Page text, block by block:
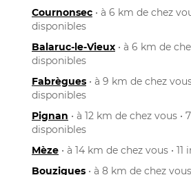
Cournonsec • à 6 km de chez
disponibles
Balaruc-le-Vieux • à 6 km de
disponibles
Fabrègues • à 9 km de chez
disponibles
Pignan • à 12 km de chez vous
disponibles
Mèze • à 14 km de chez vous •
Bouzigues • à 8 km de chez